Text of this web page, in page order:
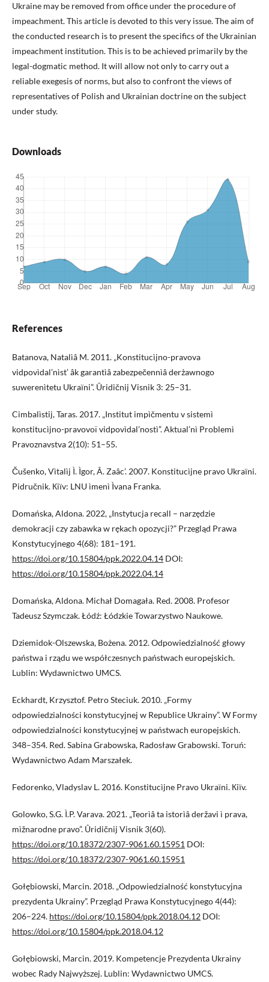
Ukraine may be removed from office under the procedure of
impeachment. This article is devoted to this very issue. The aim of
the conducted research is to present the specifics of the Ukrainian
impeachment institution. This is to be achieved primarily by the
legal-dogmatic method. It will allow not only to carry out a
reliable exegesis of norms, but also to confront the views of
representatives of Polish and Ukrainian doctrine on the subject
under study.
Downloads
References
Batanova, Natalìâ M. 2011. „Konstitucìjno-pravova
vidpovìdal’nìst’ âk garantìâ zabezpečennìâ derżawnogo
suwerenìtetu Ukraїni”. Ûridičnij Visnik 3: 25–31.
Cimbalìstij, Taras. 2017. „Institut impìčmentu v sistemì
konstitucìjno-pravovoï vidpovìdal’nostì”. Aktual’nì Problemì
Pravoznavstva 2(10): 51–55.
Čušenko, Vìtalìj Ì. Ìgor, Â. Zaâc’. 2007. Konstitucìjne pravo Ukraїni.
Pidručnik. Кiїv: LNU ìmenì Ìvana Franka.
Domańska, Aldona. 2022, „Instytucja recall – narzędzie
demokracji czy zabawka w rękach opozycji?” Przegląd Prawa
Konstytucyjnego 4(68): 181–191.
https://doi.org/10.15804/ppk.2022.04.14 DOI:
https://doi.org/10.15804/ppk.2022.04.14
Domańska, Aldona. Michał Domagała. Red. 2008. Profesor
Tadeusz Szymczak. Łódź: Łódzkie Towarzystwo Naukowe.
Dziemidok-Olszewska, Bożena. 2012. Odpowiedzialność głowy
państwa i rządu we współczesnych państwach europejskich.
Lublin: Wydawnictwo UMCS.
Eckhardt, Krzysztof. Petro Steciuk. 2010. „Formy
odpowiedzialności konstytucyjnej w Republice Ukrainy”. W Formy
odpowiedzialności konstytucyjnej w państwach europejskich.
348–354. Red. Sabina Grabowska, Radosław Grabowski. Toruń:
Wydawnictwo Adam Marszałek.
Fedorenko, Vladyslav L. 2016. Konstitucìjne Pravo Ukraїni. Кiїv.
Golowko, S.G. Ì.P. Varava. 2021. „Teorìâ ta istorìâ deržavi ì prava,
mìžnarodne pravo”. Ûridičnij Visnik 3(60).
https://doi.org/10.18372/2307-9061.60.15951 DOI:
https://doi.org/10.18372/2307-9061.60.15951
Gołębiowski, Marcin. 2018. „Odpowiedzialność konstytucyjna
prezydenta Ukrainy”. Przegląd Prawa Konstytucyjnego 4(44):
206–224. https://doi.org/10.15804/ppk.2018.04.12 DOI:
https://doi.org/10.15804/ppk.2018.04.12
Gołębiowski, Marcin. 2019. Kompetencje Prezydenta Ukrainy
wobec Rady Najwyższej. Lublin: Wydawnictwo UMCS.